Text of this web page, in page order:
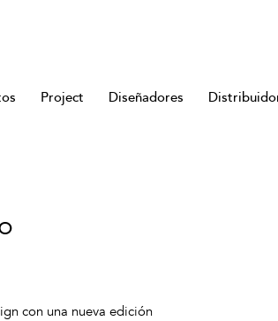
Project Diseñadores
con una nueva edición